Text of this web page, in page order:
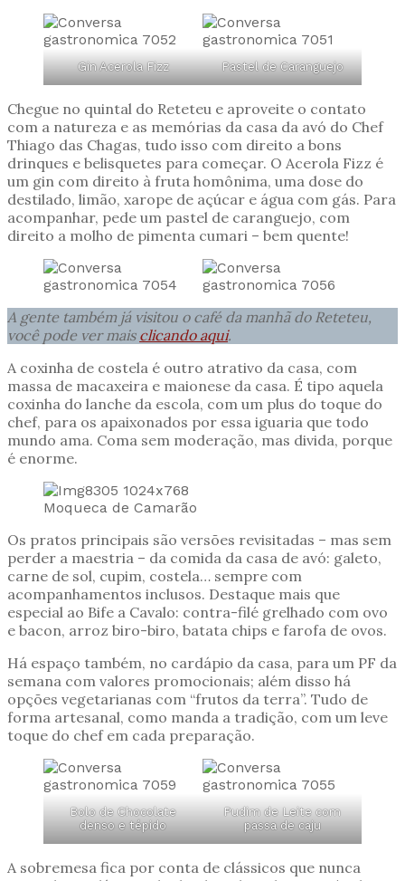
Gin Acerola Fizz Pastel de Caranguejo
Chegue no quintal do Reteteu e aproveite o contato
com a natureza e as memórias da casa da avó do Chef
Thiago das Chagas, tudo isso com direito a bons
drinques e belisquetes para começar. O Acerola Fizz é
um gin com direito à fruta homônima, uma dose do
destilado, limão, xarope de açúcar e água com gás. Para
acompanhar, pede um pastel de caranguejo, com
direito a molho de pimenta cumari – bem quente!
A gente também já visitou o café da manhã do Reteteu,
você pode ver mais clicando aqui.
A coxinha de costela é outro atrativo da casa, com
massa de macaxeira e maionese da casa. É tipo aquela
coxinha do lanche da escola, com um plus do toque do
chef, para os apaixonados por essa iguaria que todo
mundo ama. Coma sem moderação, mas divida, porque
é enorme.
Moqueca de Camarão
Os pratos principais são versões revisitadas – mas sem
perder a maestria – da comida da casa de avó: galeto,
carne de sol, cupim, costela… sempre com
acompanhamentos inclusos. Destaque mais que
especial ao Bife a Cavalo: contra-filé grelhado com ovo
e bacon, arroz biro-biro, batata chips e farofa de ovos.
Há espaço também, no cardápio da casa, para um PF da
semana com valores promocionais; além disso há
opções vegetarianas com “frutos da terra”. Tudo de
forma artesanal, como manda a tradição, com um leve
toque do chef em cada preparação.
Bolo de Chocolate
denso e tépido
Pudim de Leite com
passa de caju
A sobremesa fica por conta de clássicos que nunca